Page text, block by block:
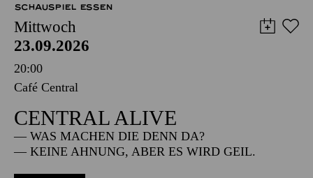
SCHAUSPIEL ESSEN
Mittwoch
23.09.2026
20:00
Café Central
CENTRAL ALIVE
— WAS MACHEN DIE DENN DA?
— KEINE AHNUNG, ABER ES WIRD GEIL.